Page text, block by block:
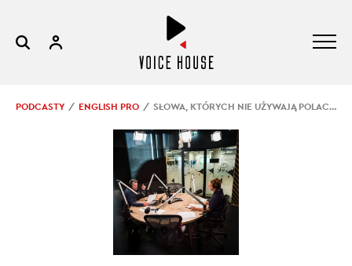
PODCASTY ENGLISH PRO SŁOWA, KTÓRYCH NIE UŻYWAJĄ POLACY CZ. 2